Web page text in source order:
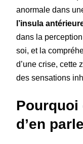
anormale dans
l’insula
dans la
soi, et la
d’une crise, cette
des sensations
Pourquoi
d’en